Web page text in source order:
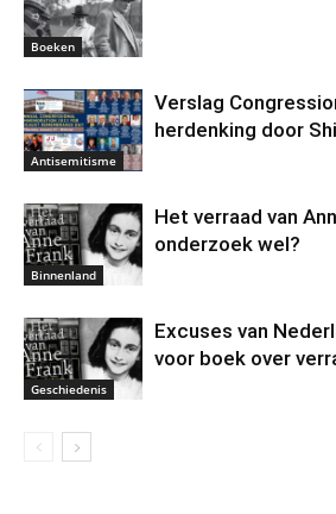
Boeken
Antisemitisme
Verslag
herdenking door
Binnenland
Het verraad van
onderzoek wel?
Geschiedenis
Excuses van
voor boek over